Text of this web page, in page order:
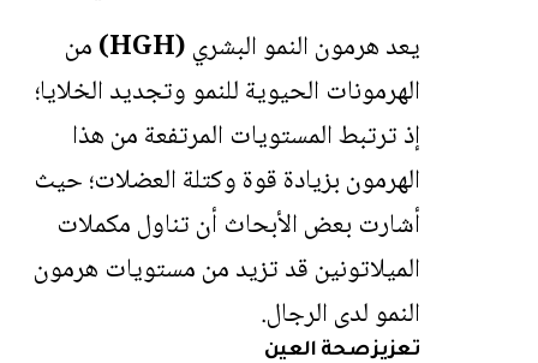
يعد هرمون النمو البشري(HGH)
من
الهرمونات الحيوية للنمو وتجديد الخلايا؛
إذ ترتبط المستويات المرتفعة من هذا
الهرمون بزيادة قوة وكتلة العضلات؛ حيث
أشارت بعض الأبحاث أن تناول مكملات
الميلاتونين قد تزيد من مستويات هرمون
النمو لدى الرجال.
تعزيز صحة العين